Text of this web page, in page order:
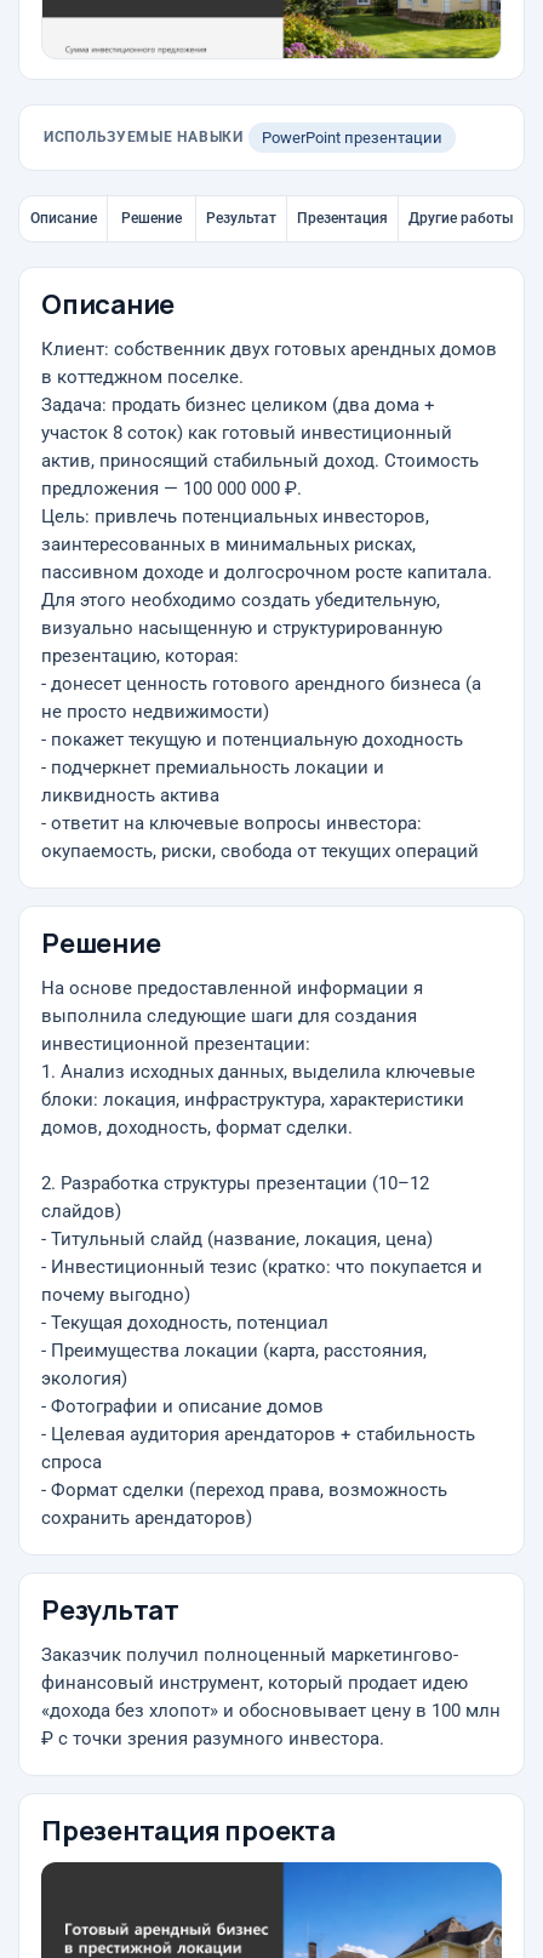
ИСПОЛЬЗУЕМЫЕ НАВЫКИ PowerPoint презентации
Описание Решение Результат Презентация Другие работы
Описание
Клиент: собственник двух готовых арендных домов
в коттеджном поселке.
Задача: продать бизнес целиком (два дома +
участок 8 соток) как готовый инвестиционный
актив, приносящий стабильный доход. Стоимость
предложения — 100 000 000 ₽.
Цель: привлечь потенциальных инвесторов,
заинтересованных в минимальных рисках,
пассивном доходе и долгосрочном росте капитала.
Для этого необходимо создать убедительную,
визуально насыщенную и структурированную
презентацию, которая:
- донесет ценность готового арендного бизнеса (а
не просто недвижимости)
- покажет текущую и потенциальную доходность
- подчеркнет премиальность локации и
ликвидность актива
- ответит на ключевые вопросы инвестора:
окупаемость, риски, свобода от текущих операций
Решение
На основе предоставленной информации я
выполнила следующие шаги для создания
инвестиционной презентации:
1. Анализ исходных данных, выделила ключевые
блоки: локация, инфраструктура, характеристики
домов, доходность, формат сделки.
2. Разработка структуры презентации (10–12
слайдов)
- Титульный слайд (название, локация, цена)
- Инвестиционный тезис (кратко: что покупается и
почему выгодно)
- Текущая доходность, потенциал
- Преимущества локации (карта, расстояния,
экология)
- Фотографии и описание домов
- Целевая аудитория арендаторов + стабильность
спроса
- Формат сделки (переход права, возможность
сохранить арендаторов)
Результат
Заказчик получил полноценный маркетингово-
финансовый инструмент, который продает идею
«дохода без хлопот» и обосновывает цену в 100 млн
₽ с точки зрения разумного инвестора.
Презентация проекта